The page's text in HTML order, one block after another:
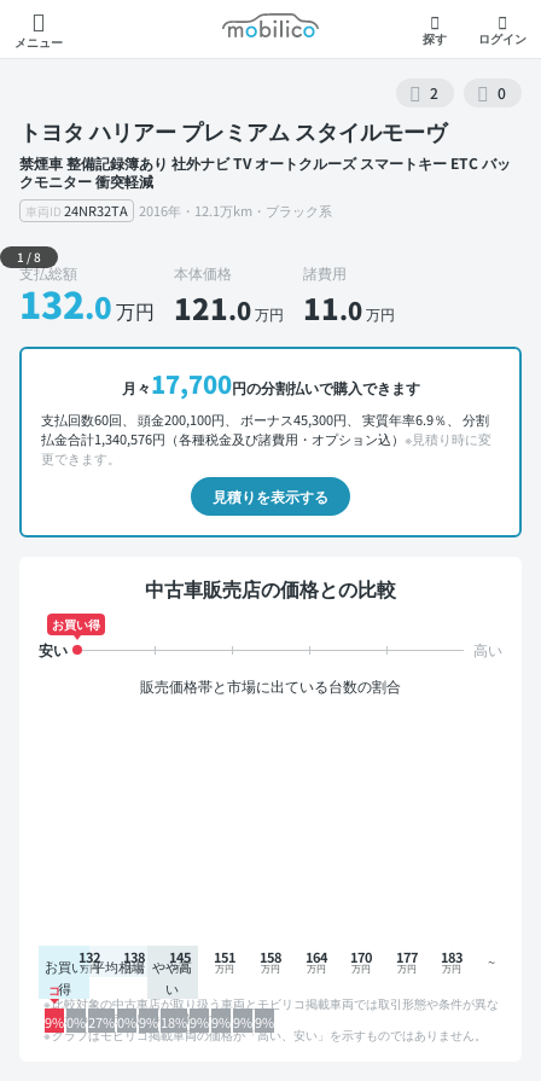
メニュー
モビリコ
探す ログイン
2 0
トヨタ ハリアー プレミアム スタイルモーヴ
禁煙車 整備記録簿あり 社外ナビ TV オートクルーズ スマートキー ETC バッ
クモニター 衝突軽減
車両ID 24NR32TA 2016年・12.1万km・ブラック系
外装 左前
1 /8
支払総額
132.0万円
本体価格
121.0万円
諸費用
11.0万円
月々17,700円の分割払いで購入できます
支払回数60回、 頭金200,100円、 ボーナス45,300円、 実質年率6.9％、 分割
払金合計1,340,576円（各種税金及び諸費用・オプション込） ※見積り時に変
更できます。
見積りを表示する
中古車販売店の価格との比較
お買い得
販売価格帯と市場に出ている台数の割合
お買い
得
平均相場 やや高
い
9%0%27%0%9%18%9%9%9%9%
132 138 145 151 158 164 170 177 183
比較対象の中古車店が取り扱う車両とモビリコ掲載車両では取引形態や条件が異な
るため、グラフは参考情報です。
グラフはモビリコ掲載車両の価格が「高い、安い」を示すものではありません。